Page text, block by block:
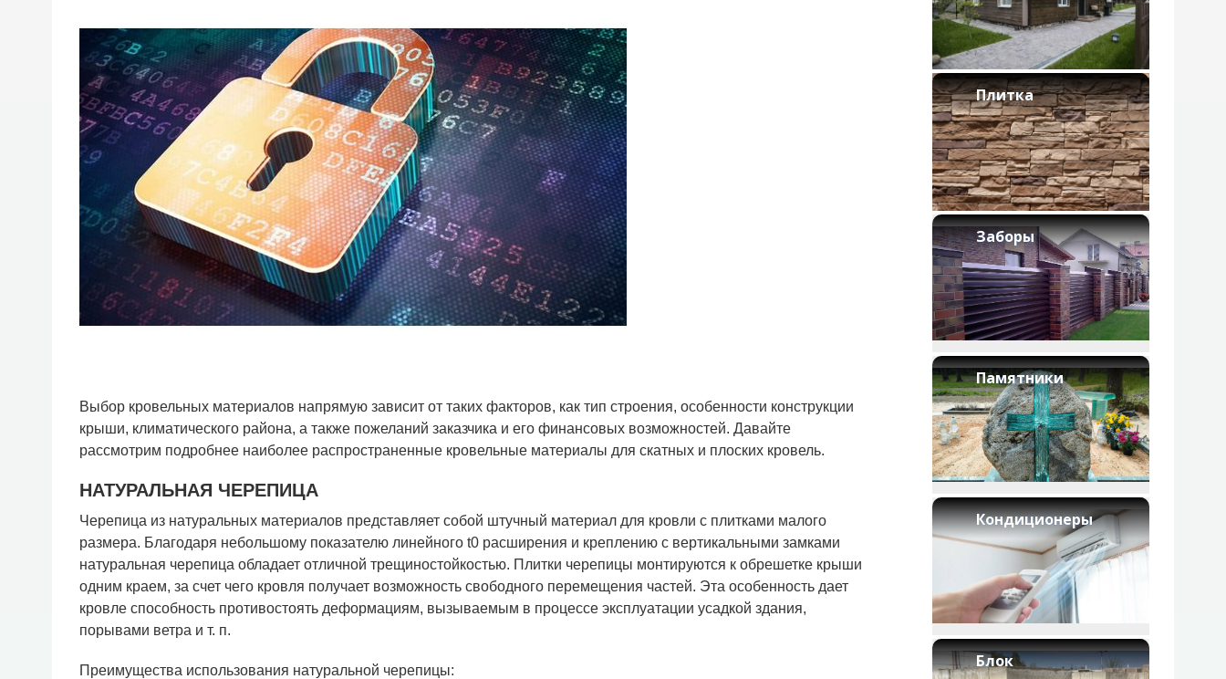
Выбор кровельных материалов напрямую зависит от таких факторов, как тип строения, особенности конструкции
крыши, климатического района, а также пожеланий заказчика и его финансовых возможностей. Давайте
рассмотрим подробнее наиболее распространенные кровельные материалы для скатных и плоских кровель.
НАТУРАЛЬНАЯ ЧЕРЕПИЦА
Черепица из натуральных материалов представляет собой штучный материал для кровли с плитками малого
размера. Благодаря небольшому показателю линейного t0 расширения и креплению с вертикальными замками
натуральная черепица обладает отличной трещиностойкостью. Плитки черепицы монтируются к обрешетке крыши
одним краем, за счет чего кровля получает возможность свободного перемещения частей. Эта особенность дает
кровле способность противостоять деформациям, вызываемым в процессе эксплуатации усадкой здания,
порывами ветра и т. п.
Преимущества использования натуральной черепицы:
Плитка
Заборы
Памятники
Кондиционеры
Блок